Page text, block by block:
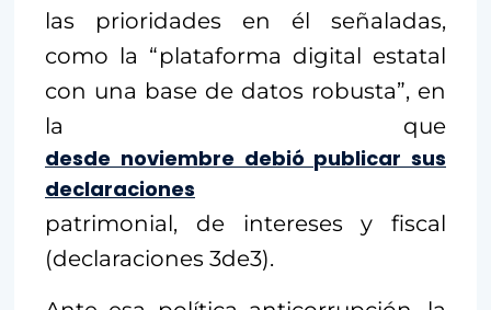
las prioridades en él señaladas,
como la “plataforma digital estatal
con una base de datos robusta”, en
la que
desde noviembre debió publicar sus
declaraciones
patrimonial, de intereses y fiscal
(declaraciones 3de3).